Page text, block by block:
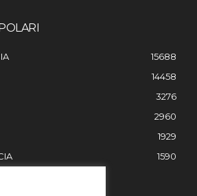
15688
14458
3276
2960
1929
1590